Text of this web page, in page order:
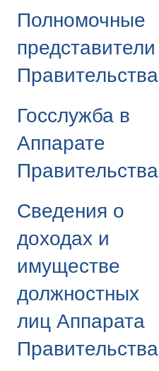
Полномочные
представители
Правительства
Госслужба в
Аппарате
Правительства
Сведения о
доходах и
имуществе
должностных
лиц Аппарата
Правительства